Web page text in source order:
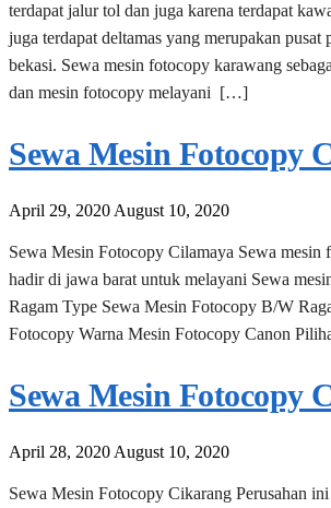
terdapat jalur tol dan juga karena terdapat
juga terdapat deltamas yang merupakan pusat
bekasi. Sewa mesin fotocopy karawang
dan mesin fotocopy melayani […]
Sewa Mesin Fotocopy
April 29, 2020 August 10, 2020
Sewa Mesin Fotocopy Cilamaya Sewa mesin
hadir di jawa barat untuk melayani Sewa
Ragam Type Sewa Mesin Fotocopy B/W
Fotocopy Warna Mesin Fotocopy Canon
Sewa Mesin Fotocopy
April 28, 2020 August 10, 2020
Sewa Mesin Fotocopy Cikarang Perusahan